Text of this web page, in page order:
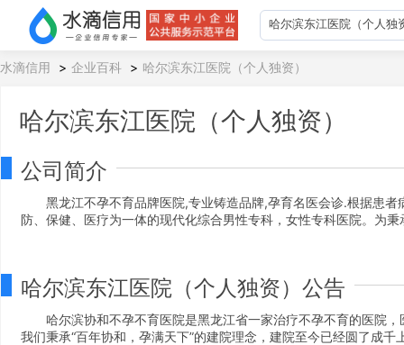
水滴信用 > 企业百科 > 哈尔滨东江医院（个人独资）
哈尔滨东江医院（个人独资）
公司简介
黑龙江不孕不育品牌医院,专业铸造品牌,孕育名医会诊.根据患
防、保健、医疗为一体的现代化综合男性专科，女性专科医院。为
哈尔滨东江医院（个人独资）公告
哈尔滨协和不孕不育医院是黑龙江省一家治疗不孕不育的医院
我们秉承“百年协和，孕满天下”的建院理念，建院至今已经圆了成千